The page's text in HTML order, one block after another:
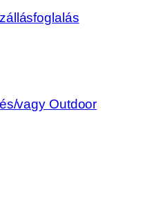
vagy Outdoor